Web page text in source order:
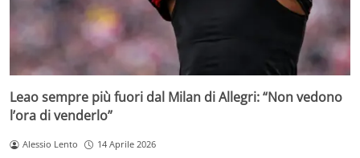
Leao sempre più fuori dal Milan di Allegri: “Non vedono
l’ora di venderlo”
Alessio Lento 14 Aprile 2026